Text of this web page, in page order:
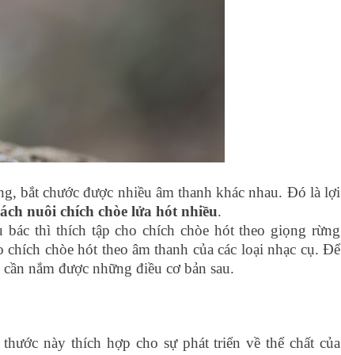
bắt chước được nhiều âm thanh khác nhau. Đó là lợi
nuôi chích chòe lửa hót nhiều.
bác thì thích tập cho chích chòe hót theo giọng rừng
chòe hót theo âm thanh của các loại nhạc cụ. Để
nắm được những điều cơ bản sau.
này thích hợp cho sự phát triển về thể chất của